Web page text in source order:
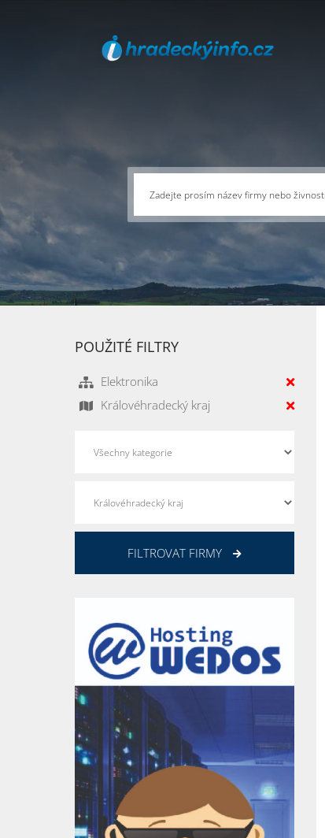
POUŽITÉ FILTRY
Elektronika
Královéhradecký kraj
FILTROVAT FIRMY